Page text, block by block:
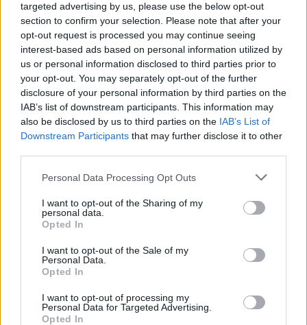
targeted advertising by us, please use the below opt-out
section to confirm your selection. Please note that after your
opt-out request is processed you may continue seeing
interest-based ads based on personal information utilized by
us or personal information disclosed to third parties prior to
your opt-out. You may separately opt-out of the further
disclosure of your personal information by third parties on the
IAB’s list of downstream participants. This information may
also be disclosed by us to third parties on the IAB’s List of
Downstream Participants that may further disclose it to other
Please note that this website/app uses one or more Google
not limited to your visit or usage behaviour. You may click to
grant or deny consent to Google and its third-party tags to
use your data for below specified purposes in below Google
consent section.
Personal Data Processing Opt Outs
I want to opt-out of the Sharing of my
personal data.
Opted In
I want to opt-out of the Sale of my
Personal Data.
Opted In
I want to opt-out of processing my
Personal Data for Targeted Advertising.
Opted In
ΗΛΙΑΣ ΠΑΠΑΪΩΑΝΝΟΥ
08/03/2026
Αναγνώριση και σεβασμός
οι σημαντικότερες νίκες του
Α.Ο. Θήρας